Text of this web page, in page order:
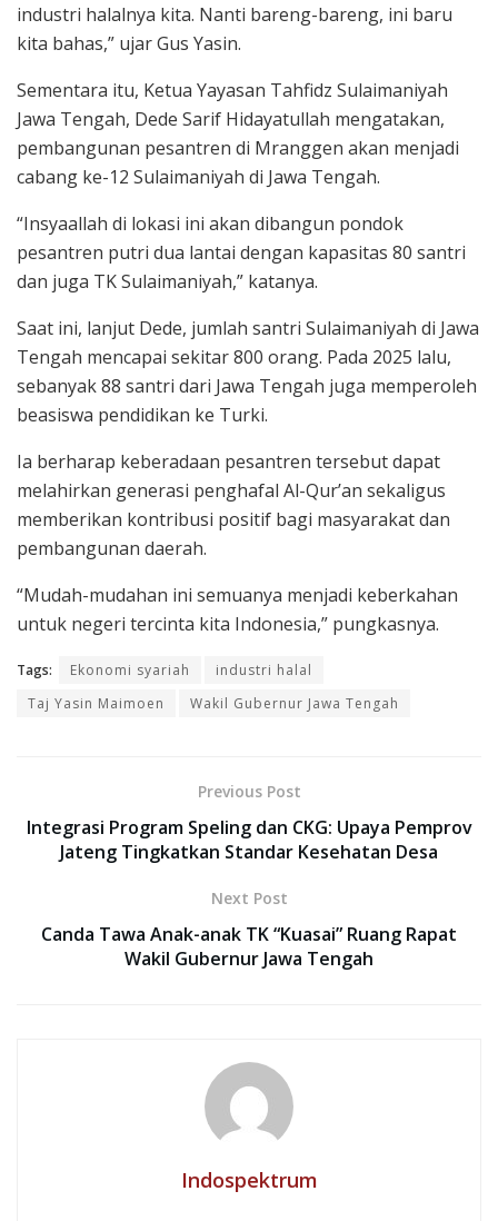
industri halalnya kita. Nanti bareng-bareng, ini baru
kita bahas,” ujar Gus Yasin.
Sementara itu, Ketua Yayasan Tahfidz Sulaimaniyah
Jawa Tengah, Dede Sarif Hidayatullah mengatakan,
pembangunan pesantren di Mranggen akan menjadi
cabang ke-12 Sulaimaniyah di Jawa Tengah.
“Insyaallah di lokasi ini akan dibangun pondok
pesantren putri dua lantai dengan kapasitas 80 santri
dan juga TK Sulaimaniyah,” katanya.
Saat ini, lanjut Dede, jumlah santri Sulaimaniyah di Jawa
Tengah mencapai sekitar 800 orang. Pada 2025 lalu,
sebanyak 88 santri dari Jawa Tengah juga memperoleh
beasiswa pendidikan ke Turki.
Ia berharap keberadaan pesantren tersebut dapat
melahirkan generasi penghafal Al-Qur’an sekaligus
memberikan kontribusi positif bagi masyarakat dan
pembangunan daerah.
“Mudah-mudahan ini semuanya menjadi keberkahan
untuk negeri tercinta kita Indonesia,” pungkasnya.
Tags: Ekonomi syariah
industri halal
Taj Yasin Maimoen
Wakil Gubernur Jawa Tengah
Previous Post
Integrasi Program Speling dan CKG: Upaya Pemprov
Jateng Tingkatkan Standar Kesehatan Desa
Next Post
Canda Tawa Anak-anak TK “Kuasai” Ruang Rapat
Wakil Gubernur Jawa Tengah
Indospektrum